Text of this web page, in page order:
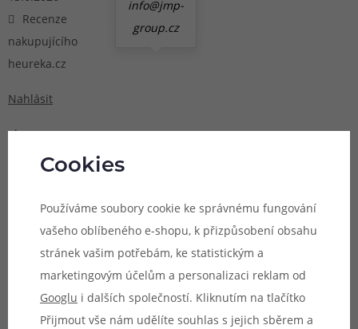
info@jmp-
group.cz
Recenze
nakupujícího
heureka.cz
Nahlásit
ok
Původně vloženo
Nano Pod Kit
(Purple)
Michal
Cookies
Používáme soubory cookie ke správnému fungování
vašeho oblíbeného e-shopu, k přizpůsobení obsahu
stránek vašim potřebám, ke statistickým a
marketingovým účelům a personalizaci reklam od
Googlu i dalších společností. Kliknutím na tlačítko
Přijmout vše nám udělíte souhlas s jejich sběrem a